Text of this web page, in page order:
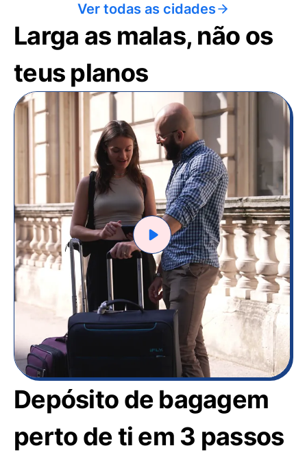
Ver todas as cidades
Larga as malas, não os
teus planos
Depósito de bagagem
perto de ti em 3 passos